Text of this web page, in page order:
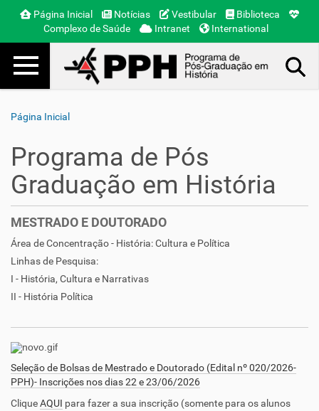
Página Inicial Notícias Vestibular
Biblioteca
Complexo de Saúde
Intranet International
Toggle navigation
Página Inicial
Programa de Pós
Graduação em História
MESTRADO E DOUTORADO
Área de Concentração - História: Cultura e Política
Linhas de Pesquisa:
I - História, Cultura e Narrativas
II - História Política
Seleção de Bolsas de Mestrado e Doutorado (Edital nº 020/2026-
PPH)- Inscrições nos dias 22 e 23/06/2026
CliqueAQUI para fazer a sua inscrição (somente para os alunos